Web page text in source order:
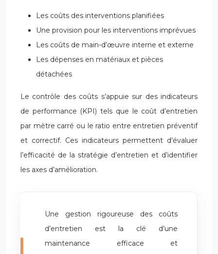
Les coûts des interventions planifiées
Une provision pour les interventions imprévues
Les coûts de main-d’œuvre interne et externe
Les dépenses en matériaux et pièces
détachées
Le contrôle des coûts s’appuie sur des indicateurs
de performance (KPI) tels que le coût d’entretien
par mètre carré ou le ratio entre entretien préventif
et correctif. Ces indicateurs permettent d’évaluer
l’efficacité de la stratégie d’entretien et d’identifier
les axes d’amélioration.
Une gestion rigoureuse des coûts
d’entretien est la clé d’une
maintenance efficace et